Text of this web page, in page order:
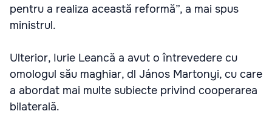
pentru a realiza această reformă”, a mai spus
ministrul.
Ulterior, Iurie Leancă a avut o întrevedere cu
omologul său maghiar, dl János Martonyi, cu care
a abordat mai multe subiecte privind cooperarea
bilaterală.